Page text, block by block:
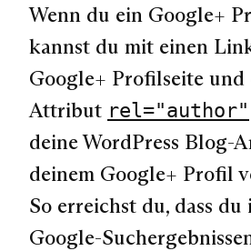
Wenn du ein Google+
kannst du mit einen
Google+ Profilseite
Attribut rel="author"
deine WordPress Blog-
deinem Google+ Profil
So erreichst du, dass du
Google-